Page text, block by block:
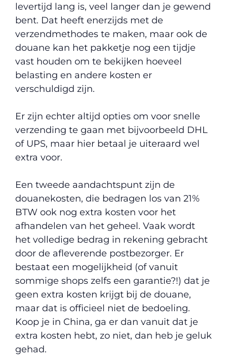
levertijd lang is, veel langer dan je gewend
bent. Dat heeft enerzijds met de
verzendmethodes te maken, maar ook de
douane kan het pakketje nog een tijdje
vast houden om te bekijken hoeveel
belasting en andere kosten er
verschuldigd zijn.
Er zijn echter altijd opties om voor snelle
verzending te gaan met bijvoorbeeld DHL
of UPS, maar hier betaal je uiteraard wel
extra voor.
Een tweede aandachtspunt zijn de
douanekosten, die bedragen los van 21%
BTW ook nog extra kosten voor het
afhandelen van het geheel. Vaak wordt
het volledige bedrag in rekening gebracht
door de afleverende postbezorger. Er
bestaat een mogelijkheid (of vanuit
sommige shops zelfs een garantie?!) dat je
geen extra kosten krijgt bij de douane,
maar dat is officieel niet de bedoeling.
Koop je in China, ga er dan vanuit dat je
extra kosten hebt, zo niet, dan heb je geluk
gehad.